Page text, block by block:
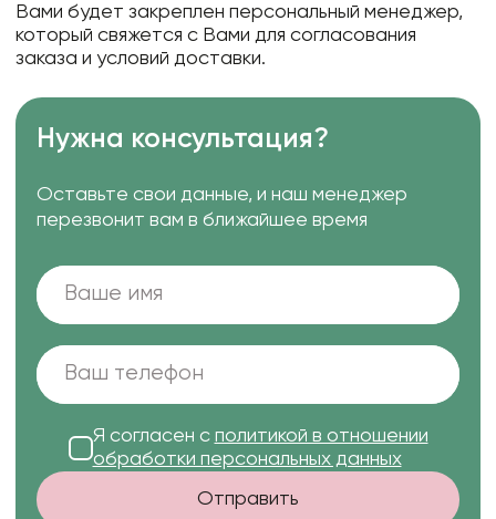
Вами будет закреплен персональный менеджер,
который свяжется с Вами для согласования
заказа и условий доставки.
Нужна консультация?
Оставьте свои данные, и наш менеджер
перезвонит вам в ближайшее время
Я согласен с политикой в отношении
обработки персональных данных
Отправить